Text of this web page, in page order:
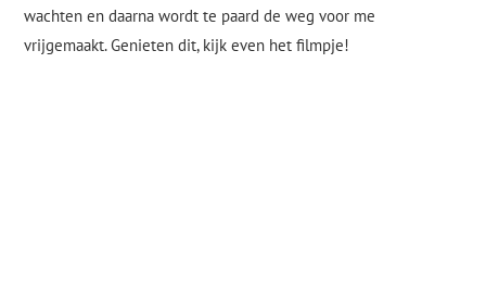
wachten en daarna wordt te paard de weg voor me
vrijgemaakt. Genieten dit, kijk even het filmpje!